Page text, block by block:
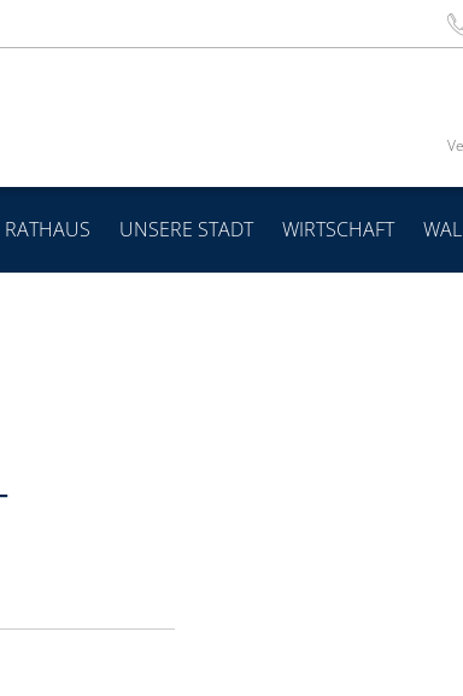
RATHAUS UNSERE STADT WIRTSCHAFT